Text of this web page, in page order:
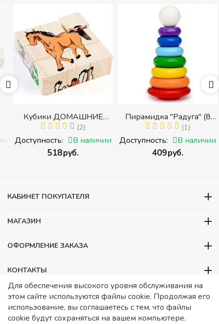
Кубики ДОМАШНИЕ
ЖИВОТНЫЕ (Томик)
(Набор кубиков
разрезных (складных))
(2)
Доступность: В наличии
‍518‍руб.
Пирамидка "Радуга" (8
деталей) (Пирамидка
среднего размера)
(1)
Доступность: В наличии
‍409‍руб.
КАБИНЕТ ПОКУПАТЕЛЯ
МАГАЗИН
ОФОРМЛЕНИЕ ЗАКАЗА
КОНТАКТЫ
ООО «Детский сад», ОГРН 1157746480088
ИНН 7728252648 КПП 772601001 Юридический адрес – Москва,
ул. Подольских курсантов, д 3. стр 2. Помещение 1/3. Информация
о товарах носит справочный характер и не является публичной
Для обеспечения высокого уровня обслуживания на
этом сайте используются файлы cookie. Продолжая его
использование, вы соглашаетесь с тем, что файлы
cookie будут сохраняться на вашем компьютере.